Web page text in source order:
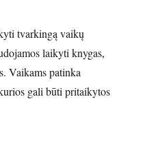
tvarkingą vaikų
laikyti knygas,
Vaikams patinka
gali būti pritaikytos